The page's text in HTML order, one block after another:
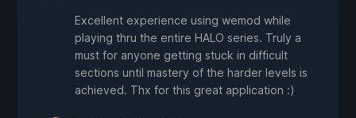
Excellent experience using wemod while
playing thru the entire HALO series. Truly a
must for anyone getting stuck in difficult
sections until mastery of the harder levels is
achieved. Thx for this great application :)